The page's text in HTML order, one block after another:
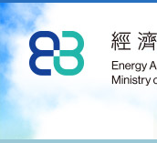
跳
到
主
要
內
再生能源